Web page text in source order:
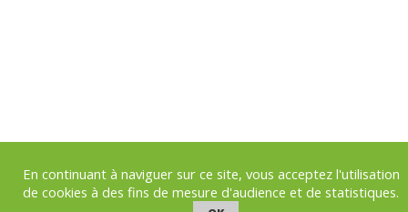
En continuant à naviguer sur ce site, vous acceptez l'utilisation
de cookies à des fins de mesure d'audience et de statistiques.